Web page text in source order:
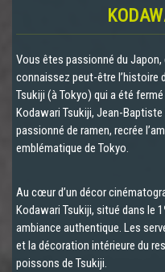
Vous êtes passionné du
connaissez peut-être l’histoire
Tsukiji (à Tokyo) qui a été
Kodawari Tsukiji, Jean-
passionné de ramen, recrée
emblématique de Tokyo.
Au cœur d’un décor
Kodawari Tsukiji, situé dans le 1
ambiance authentique. Les
et la décoration intérieure du
poissons de Tsukiji.